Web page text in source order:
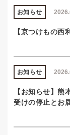
お知らせ
【京つけもの
お知らせ
【お知らせ】
受けの停止とお